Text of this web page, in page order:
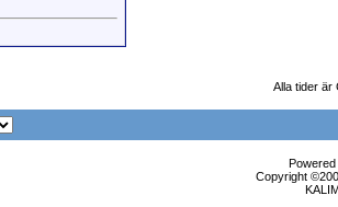
Alla tider är
Copyright